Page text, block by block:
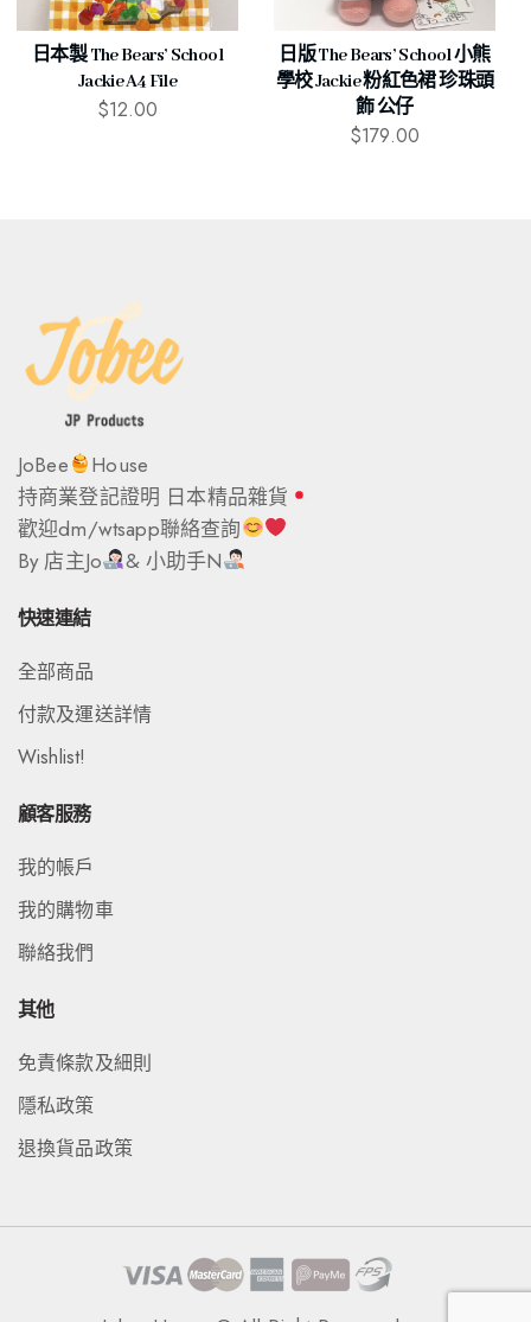
日本製 The Bears’ School
Jackie A4 File
$12.00
日版 The Bears’ School 小熊
學校 Jackie 粉紅色裙 珍珠頭
飾 公仔
$179.00
JoBee
House
持商業登記證明 日本精品雜貨
歡迎dm/wtsapp聯絡查詢
By 店主Jo
& 小助手N
快速連結
全部商品
付款及運送詳情
Wishlist!
顧客服務
我的帳戶
我的購物車
聯絡我們
其他
免責條款及細則
隱私政策
退換貨品政策